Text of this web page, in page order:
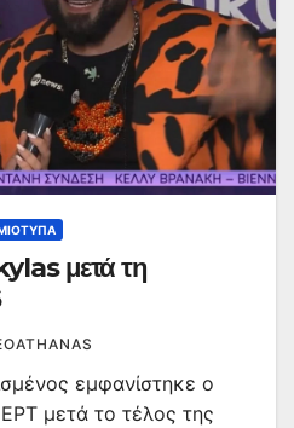
μετά τη
εμφανίστηκε ο
μετά το τέλος της